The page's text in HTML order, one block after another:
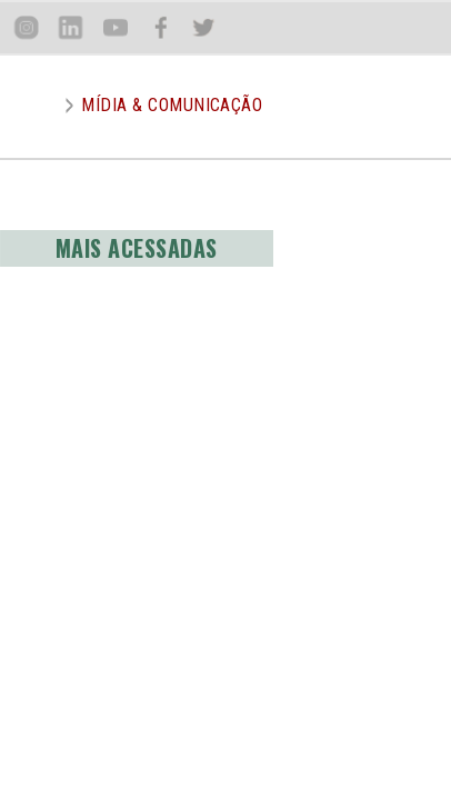
Inst Lin You Face Twit
MÍDIA & COMUNICAÇÃO
MAIS ACESSADAS